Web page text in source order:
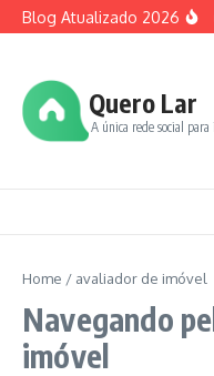
Ir para o conteúdo
Blog Atualizado 2026
Quero Lar
A única rede social
Home / avaliador de imóvel
Navegando
imóvel